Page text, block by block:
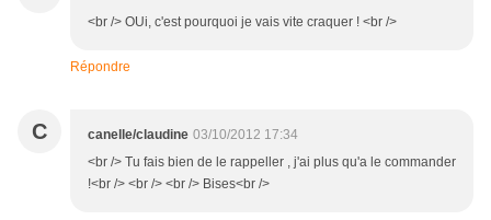
<br /> OUi, c'est pourquoi je vais vite craquer ! <br />
Répondre
C canelle/claudine 03/10/2012 17:34
<br /> Tu fais bien de le rappeller , j'ai plus qu'a le commander
!<br /> <br /> <br /> Bises<br />